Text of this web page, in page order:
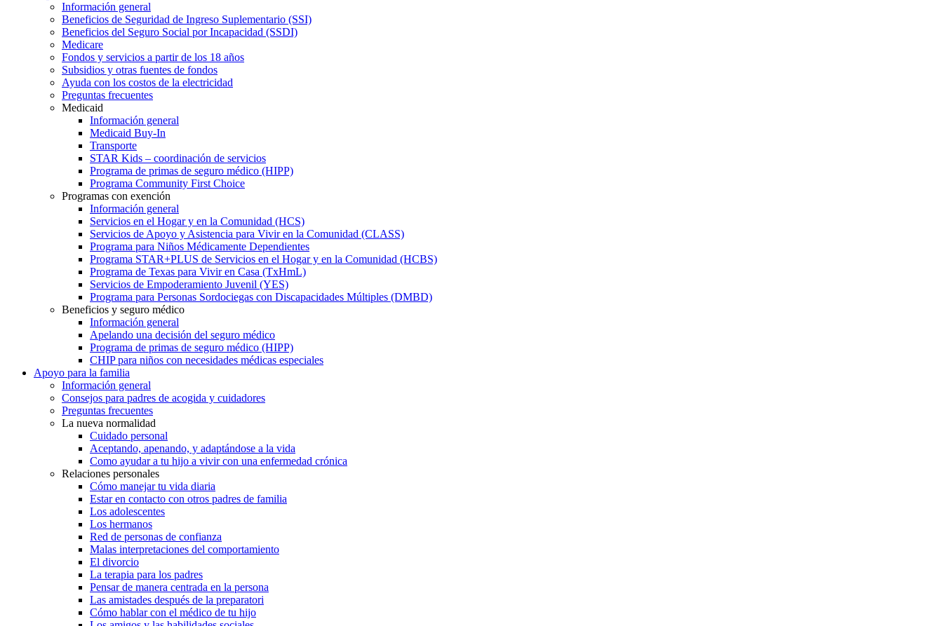
Información general
Beneficios de Seguridad de Ingreso Suplementario (SSI)
Beneficios del Seguro Social por Incapacidad (SSDI)
Medicare
Fondos y servicios a partir de los 18 años
Subsidios y otras fuentes de fondos
Ayuda con los costos de la electricidad
Preguntas frecuentes
Medicaid
Información general
Medicaid Buy-In
Transporte
STAR Kids – coordinación de servicios
Programa de primas de seguro médico (HIPP)
Programa Community First Choice
Programas con exención
Información general
Servicios en el Hogar y en la Comunidad (HCS)
Servicios de Apoyo y Asistencia para Vivir en la Comunidad (CLASS)
Programa para Niños Médicamente Dependientes
Programa STAR+PLUS de Servicios en el Hogar y en la Comunidad (HCBS)
Programa de Texas para Vivir en Casa (TxHmL)
Servicios de Empoderamiento Juvenil (YES)
Programa para Personas Sordociegas con Discapacidades Múltiples (DMBD)
Beneficios y seguro médico
Información general
Apelando una decisión del seguro médico
Programa de primas de seguro médico (HIPP)
CHIP para niños con necesidades médicas especiales
Apoyo para la familia
Información general
Consejos para padres de acogida y cuidadores
Preguntas frecuentes
La nueva normalidad
Cuidado personal
Aceptando, apenando, y adaptándose a la vida
Como ayudar a tu hijo a vivir con una enfermedad crónica
Relaciones personales
Cómo manejar tu vida diaria
Estar en contacto con otros padres de familia
Los adolescentes
Los hermanos
Red de personas de confianza
Malas interpretaciones del comportamiento
El divorcio
La terapia para los padres
Pensar de manera centrada en la persona
Las amistades después de la preparatori
Cómo hablar con el médico de tu hijo